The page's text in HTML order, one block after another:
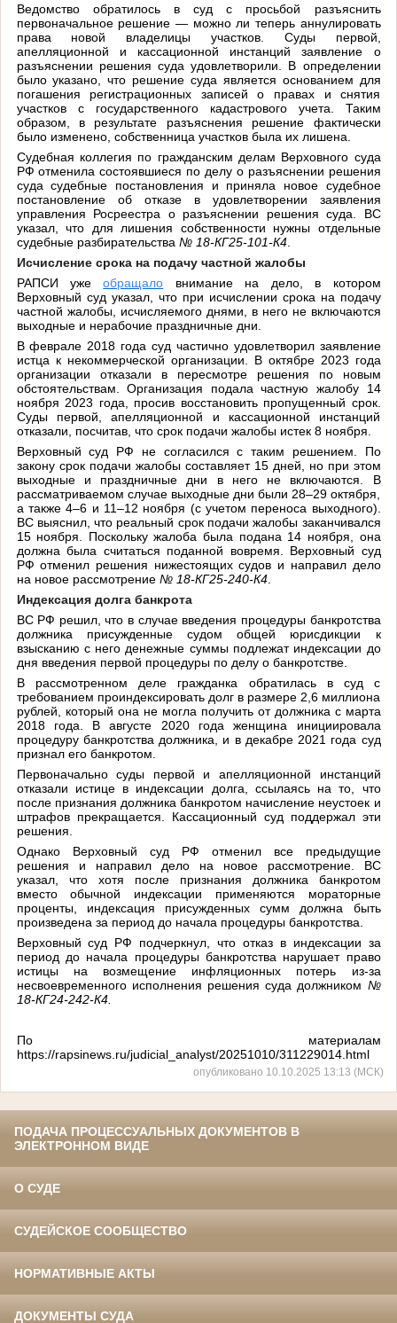
Ведомство обратилось в суд с просьбой разъяснить
первоначальное решение — можно ли теперь аннулировать
права новой владелицы участков. Суды первой,
апелляционной и кассационной инстанций заявление о
разъяснении решения суда удовлетворили. В определении
было указано, что решение суда является основанием для
погашения регистрационных записей о правах и снятия
участков с государственного кадастрового учета. Таким
образом, в результате разъяснения решение фактически
было изменено, собственница участков была их лишена.
Судебная коллегия по гражданским делам Верховного суда
РФ отменила состоявшиеся по делу о разъяснении решения
суда судебные постановления и приняла новое судебное
постановление об отказе в удовлетворении заявления
управления Росреестра о разъяснении решения суда. ВС
указал, что для лишения собственности нужны отдельные
судебные разбирательства № 18-КГ25-101-К4.
Исчисление срока на подачу частной жалобы
РАПСИ ужеобращало внимание на дело, в котором
Верховный суд указал, что при исчислении срока на подачу
частной жалобы, исчисляемого днями, в него не включаются
выходные и нерабочие праздничные дни.
В феврале 2018 года суд частично удовлетворил заявление
истца к некоммерческой организации. В октябре 2023 года
организации отказали в пересмотре решения по новым
обстоятельствам. Организация подала частную жалобу 14
ноября 2023 года, просив восстановить пропущенный срок.
Суды первой, апелляционной и кассационной инстанций
отказали, посчитав, что срок подачи жалобы истек 8 ноября.
Верховный суд РФ не согласился с таким решением. По
закону срок подачи жалобы составляет 15 дней, но при этом
выходные и праздничные дни в него не включаются. В
рассматриваемом случае выходные дни были 28–29 октября,
а также 4–6 и 11–12 ноября (с учетом переноса выходного).
ВС выяснил, что реальный срок подачи жалобы заканчивался
15 ноября. Поскольку жалоба была подана 14 ноября, она
должна была считаться поданной вовремя. Верховный суд
РФ отменил решения нижестоящих судов и направил дело
на новое рассмотрение № 18-КГ25-240-К4.
Индексация долга банкрота
ВС РФ решил, что в случае введения процедуры банкротства
должника присужденные судом общей юрисдикции к
взысканию с него денежные суммы подлежат индексации до
дня введения первой процедуры по делу о банкротстве.
В рассмотренном деле гражданка обратилась в суд с
требованием проиндексировать долг в размере 2,6 миллиона
рублей, который она не могла получить от должника с марта
2018 года. В августе 2020 года женщина инициировала
процедуру банкротства должника, и в декабре 2021 года суд
признал его банкротом.
Первоначально суды первой и апелляционной инстанций
отказали истице в индексации долга, ссылаясь на то, что
после признания должника банкротом начисление неустоек и
штрафов прекращается. Кассационный суд поддержал эти
решения.
Однако Верховный суд РФ отменил все предыдущие
решения и направил дело на новое рассмотрение. ВС
указал, что хотя после признания должника банкротом
вместо обычной индексации применяются мораторные
проценты, индексация присужденных сумм должна быть
произведена за период до начала процедуры банкротства.
Верховный суд РФ подчеркнул, что отказ в индексации за
период до начала процедуры банкротства нарушает право
истицы на возмещение инфляционных потерь из-за
несвоевременного исполнения решения суда должником №
18-КГ24-242-К4.
По материалам
https://rapsinews.ru/judicial_analyst/20251010/311229014.html
опубликовано 10.10.2025 13:13 (МСК)
ПОДАЧА ПРОЦЕССУАЛЬНЫХ ДОКУМЕНТОВ В
ЭЛЕКТРОННОМ ВИДЕ
О СУДЕ
СУДЕЙСКОЕ СООБЩЕСТВО
НОРМАТИВНЫЕ АКТЫ
ДОКУМЕНТЫ СУДА